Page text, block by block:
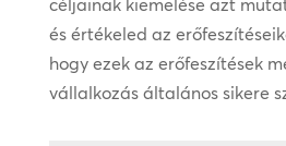
céljainak kiemelése azt
és értékeled az
hogy ezek az erőfeszítések
vállalkozás általános sikere